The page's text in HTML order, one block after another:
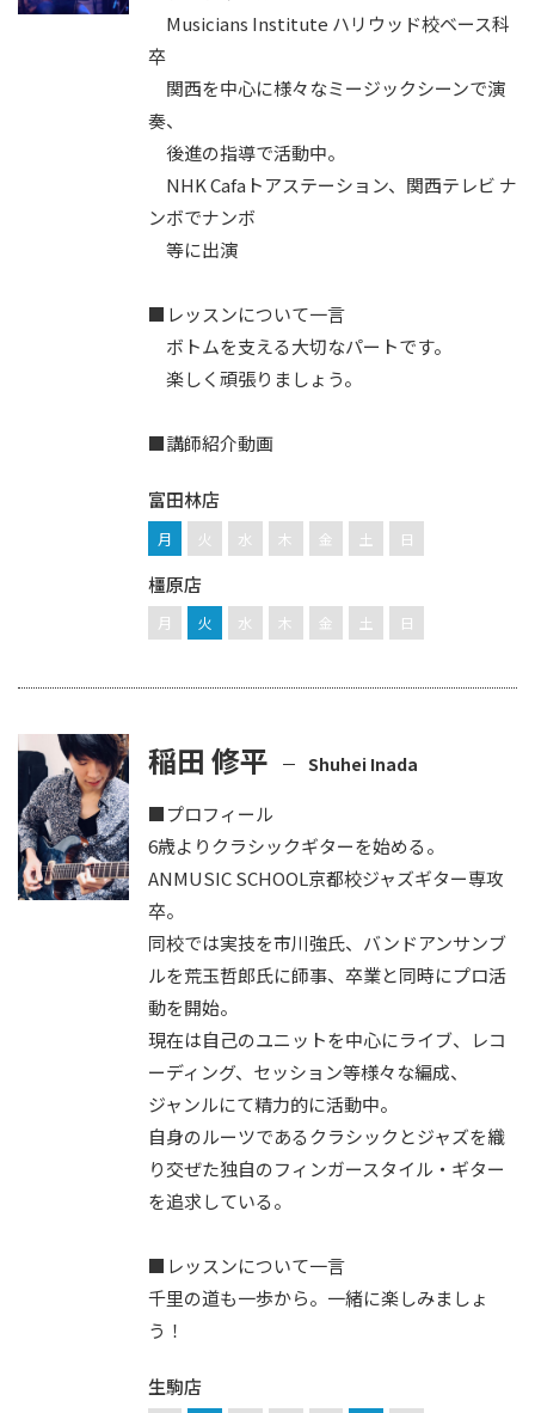
Musicians Institute ハリウッド校ベース科
卒
関西を中心に様々なミージックシーンで演
奏、
後進の指導で活動中。
NHK Cafaトアステーション、関西テレビ ナ
ンボでナンボ
等に出演
■レッスンについて一言
ボトムを支える大切なパートです。
楽しく頑張りましょう。
■講師紹介動画
富田林店
月 火 水 木 金 土 日
橿原店
月 火 水 木 金 土 日
稲田 修平 Shuhei Inada
■プロフィール
6歳よりクラシックギターを始める。
ANMUSIC SCHOOL京都校ジャズギター専攻
卒。
同校では実技を市川強氏、バンドアンサンブ
ルを荒玉哲郎氏に師事、卒業と同時にプロ活
動を開始。
現在は自己のユニットを中心にライブ、レコ
ーディング、セッション等様々な編成、
ジャンルにて精力的に活動中。
自身のルーツであるクラシックとジャズを織
り交ぜた独自のフィンガースタイル・ギター
を追求している。
■レッスンについて一言
千里の道も一歩から。一緒に楽しみましょ
う！
生駒店